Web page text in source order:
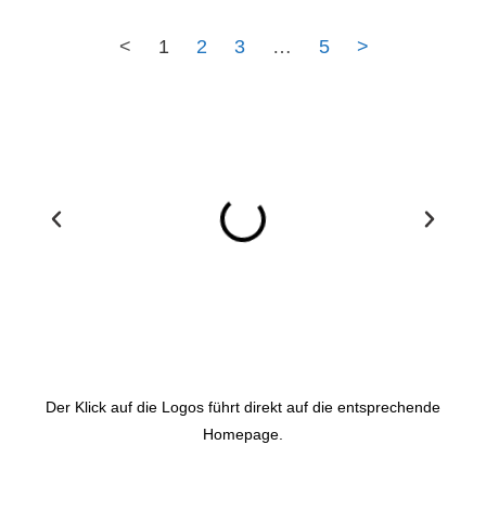
< 1 2 3 … 5 >
Der Klick auf die Logos führt direkt auf die entsprechende
Homepage.